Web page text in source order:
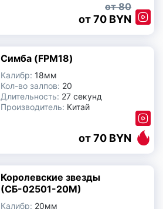
80
70 BYN
Симба (FPM18)
Калибр: 18мм
Кол-во залпов: 20
Длительность: 27 секунд
Производитель: Китай
70 BYN
Королевские звезды
(СБ-02501-20М)
Калибр: 20мм